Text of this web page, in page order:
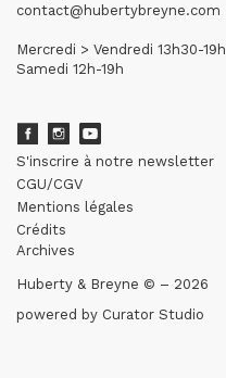
contact@hubertybreyne.com
Mercredi > Vendredi 13h30-19h
Samedi 12h-19h
S'inscrire à notre newsletter
CGU/CGV
Mentions légales
Crédits
Archives
Huberty & Breyne © – 2026
powered by Curator Studio